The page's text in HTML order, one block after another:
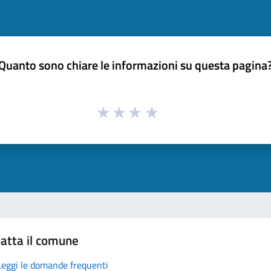
sono chiare le informazioni su questa
il comune
le domande frequenti